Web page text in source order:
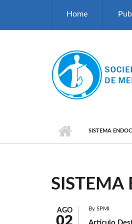
Home
SISTEMA
SISTEMA
AGO By SPMI